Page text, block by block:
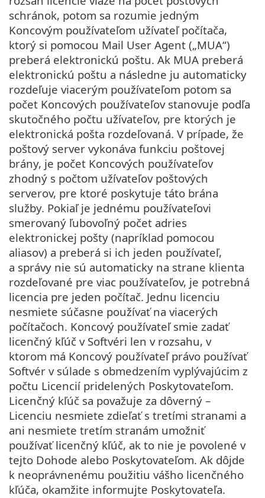
schránok, potom sa rozumie jedným
Koncovým používateľom užívateľ počítača,
ktorý si pomocou Mail User Agent („MUA“)
preberá elektronickú poštu. Ak MUA preberá
elektronickú poštu a následne ju automaticky
rozdeľuje viacerým používateľom potom sa
počet Koncových používateľov stanovuje podľa
skutočného počtu užívateľov, pre ktorých je
elektronická pošta rozdeľovaná. V prípade, že
poštový server vykonáva funkciu poštovej
brány, je počet Koncových používateľov
zhodný s počtom užívateľov poštových
serverov, pre ktoré poskytuje táto brána
služby. Pokiaľ je jednému používateľovi
smerovaný ľubovoľný počet adries
elektronickej pošty (napríklad pomocou
aliasov) a preberá si ich jeden používateľ,
a správy nie sú automaticky na strane klienta
rozdeľované pre viac používateľov, je potrebná
licencia pre jeden počítač. Jednu licenciu
nesmiete súčasne používať na viacerých
počítačoch. Koncový používateľ smie zadať
licenčný kľúč v Softvéri len v rozsahu, v
ktorom má Koncový používateľ právo používať
Softvér v súlade s obmedzením vyplývajúcim z
počtu Licencií pridelených Poskytovateľom.
Licenčný kľúč sa považuje za dôverný –
Licenciu nesmiete zdieľať s tretími stranami a
ani nesmiete tretím stranám umožniť
používať licenčný kľúč, ak to nie je povolené v
tejto Dohode alebo Poskytovateľom. Ak dôjde
k neoprávnenému použitiu vášho licenčného
kľúča, okamžite informujte Poskytovateľa.